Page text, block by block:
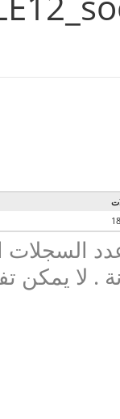
السجلات
. لا يمكن